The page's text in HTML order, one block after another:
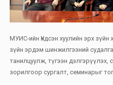
МУИС-ийн Үндсэн хуулийн эрх зүйн
зүйн эрдэм шинжилгээний
танилцуулж, түгээн
зорилгоор сургалт, семинарыг